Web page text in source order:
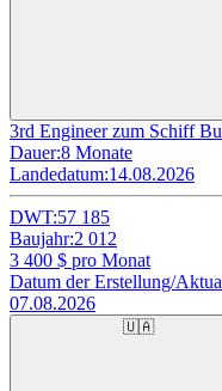
3rd Engineer zum Schiff
Dauer:8 Monate
Landedatum:14.08.2026
DWT:57 185
Baujahr:2 012
3 400 $ pro Monat
Datum der Erstellung/
07.08.2026
🇺🇦